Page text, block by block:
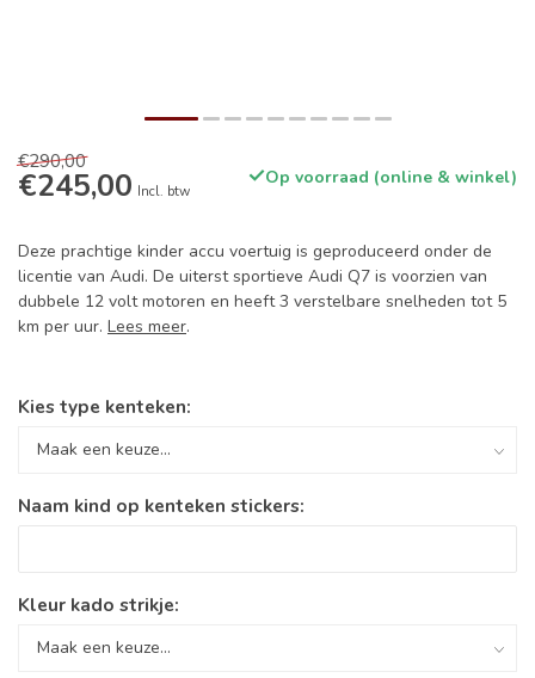
€290,00
€245,00 Incl. btw
Op voorraad (online & winkel)
Deze prachtige kinder accu voertuig is geproduceerd onder de
licentie van Audi. De uiterst sportieve Audi Q7 is voorzien van
dubbele 12 volt motoren en heeft 3 verstelbare snelheden tot 5
km per uur. Lees meer.
Kies type kenteken:
Naam kind op kenteken stickers:
Kleur kado strikje: